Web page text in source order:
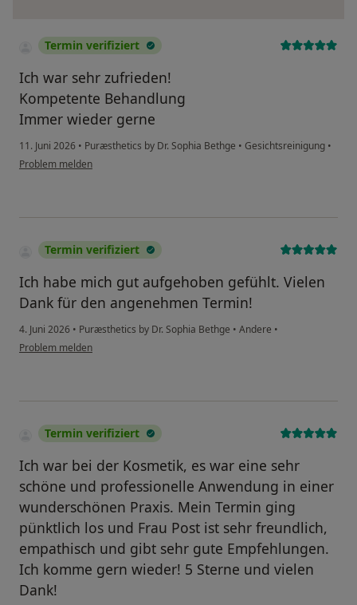
Termin verifiziert
Ich war sehr zufrieden!
Kompetente Behandlung
Immer wieder gerne
11. Juni 2026 • Puræsthetics by Dr. Sophia Bethge • Gesichtsreinigung •
Problem melden
Termin verifiziert
Ich habe mich gut aufgehoben gefühlt. Vielen
Dank für den angenehmen Termin!
4. Juni 2026 • Puræsthetics by Dr. Sophia Bethge • Andere •
Problem melden
Termin verifiziert
Ich war bei der Kosmetik, es war eine sehr
schöne und professionelle Anwendung in einer
wunderschönen Praxis. Mein Termin ging
pünktlich los und Frau Post ist sehr freundlich,
empathisch und gibt sehr gute Empfehlungen.
Ich komme gern wieder! 5 Sterne und vielen
Dank!